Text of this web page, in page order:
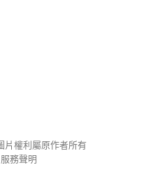
片權利屬原作者所有
服務聲明